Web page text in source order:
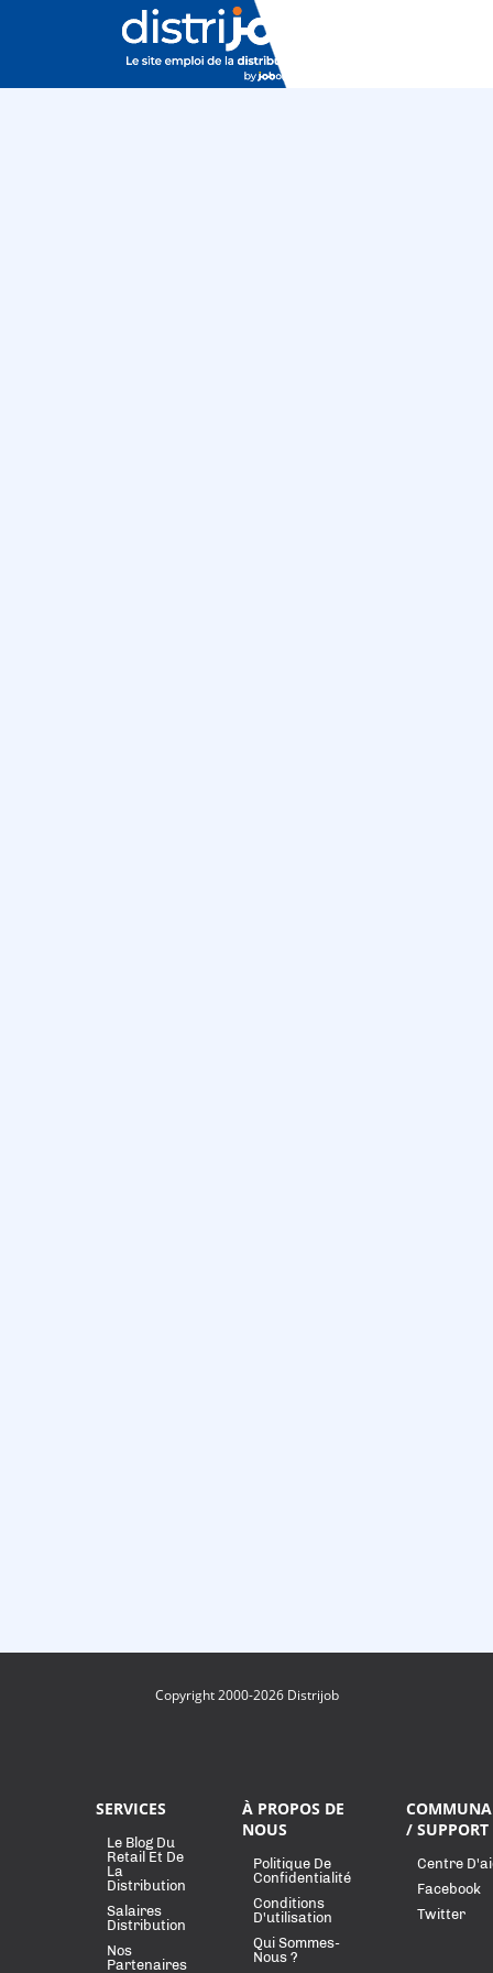
Copyright 2000-2026 Distrijob
SERVICES
Le Blog Du
Retail Et De
La
Distribution
Salaires
Distribution
Nos
Partenaires
À PROPOS DE
NOUS
Politique De
Confidentialité
Conditions
D'utilisation
Qui Sommes-
Nous ?
/ SUPPORT
Centre
Facebook
Twitter